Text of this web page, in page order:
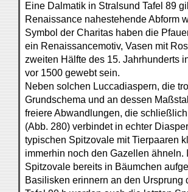
Eine Dalmatik in Stralsund Tafel 89
Renaissance nahestehende Abform
Symbol der Charitas haben die
ein Renaissancemotiv, Vasen mit
zweiten Hälfte des 15. Jahrhunderts
vor 1500 gewebt sein.
Neben solchen Luccadiaspern, die
Grundschema und an dessen
freiere Abwandlungen, die
(Abb. 280) verbindet in echter
typischen Spitzovale mit Tierpaaren
immerhin noch den Gazellen
Spitzovale bereits in Bäumchen
Basilisken erinnern an den Ursprung